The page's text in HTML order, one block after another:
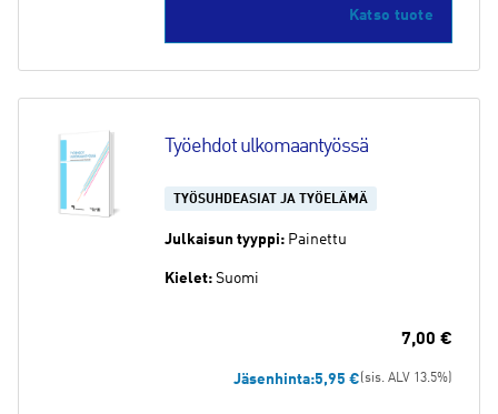
Katso tuote
Työehdot ulkomaantyössä
TYÖSUHDEASIAT JA TYÖELÄMÄ
Julkaisun tyyppi: Painettu
Kielet: Suomi
7,00 €
Jäsenhinta:5,95 € (sis. ALV 13.5%)